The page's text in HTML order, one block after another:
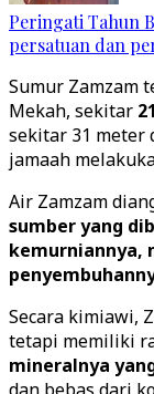
Peringati Tahun
persatuan dan
Sumur Zamzam
Mekah, sekitar
sekitar 31 meter
jamaah
Air Zamzam
sumber yang
kemurniannya,
Secara kimiawi,
tetapi memiliki
mineralnya